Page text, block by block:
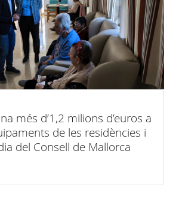
més d’1,2 milions d’euros a
de les residències i
del Consell de Mallorca